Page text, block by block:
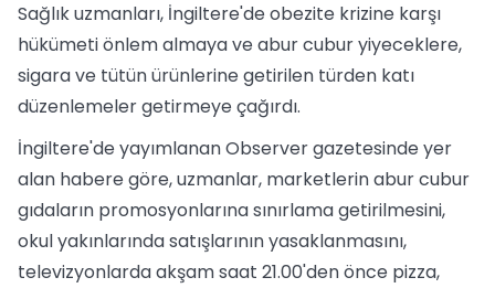
Sağlık uzmanları, İngiltere'de obezite krizine karşı
hükümeti önlem almaya ve abur cubur yiyeceklere,
sigara ve tütün ürünlerine getirilen türden katı
düzenlemeler getirmeye çağırdı.
İngiltere'de yayımlanan Observer gazetesinde yer
alan habere göre, uzmanlar, marketlerin abur cubur
gıdaların promosyonlarına sınırlama getirilmesini,
okul yakınlarında satışlarının yasaklanmasını,
televizyonlarda akşam saat 21.00'den önce pizza,